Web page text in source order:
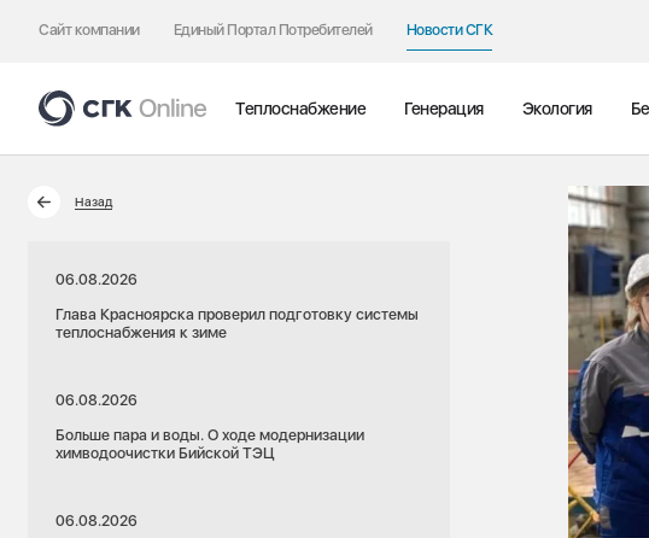
Сайт компании Единый Портал Потребителей Новости СГК
Теплоснабжение Генерация Экология
Назад
06.08.2026
Глава Красноярска проверил подготовку системы
теплоснабжения к зиме
06.08.2026
Больше пара и воды. О ходе модернизации
химводоочистки Бийской ТЭЦ
06.08.2026